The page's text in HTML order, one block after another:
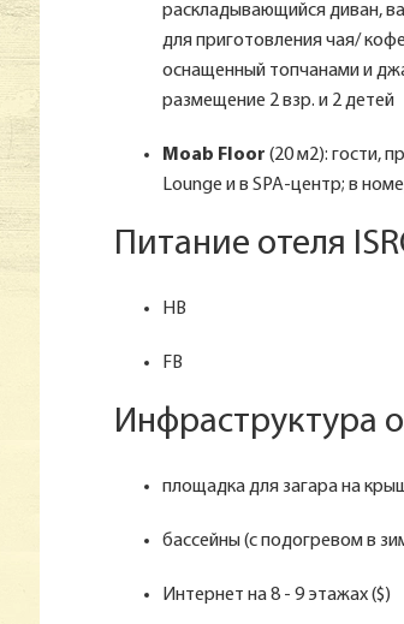
раскладывающийся диван,
для приготовления чая/
оснащенный топчанами и
размещение 2 взр. и 2 детей
Moab Floor (20 м2): гости,
Lounge и в SPA-центр; в
Питание отеля
HB
FB
Инфраструктура
площадка для загара на
бассейны (с подогревом в
Интернет на 8 - 9 этажах ($)